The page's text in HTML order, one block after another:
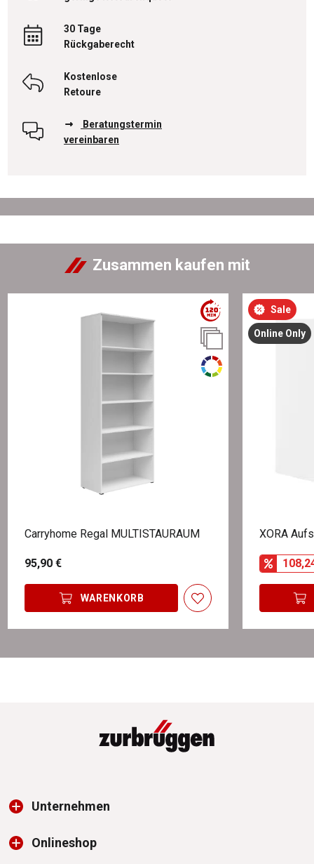
30 Tage
Rückgaberecht
Kostenlose
Retoure
Beratungstermin
vereinbaren
Zusammen kaufen mit
Carryhome Regal MULTISTAURAUM
95,90 €
WARENKORB
Sale
Online Only
XORA
Unternehmen
Onlineshop